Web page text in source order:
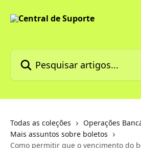
Pesquisar artigos...
Todas as coleções
Operações
Mais assuntos sobre boletos
Como permitir que o vencimento do